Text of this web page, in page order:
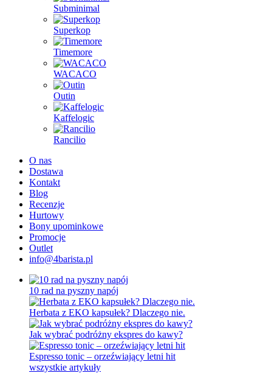
Subminimal
Superkop
Timemore
WACACO
Outin
Kaffelogic
Rancilio
O nas
Dostawa
Kontakt
Blog
Recenzje
Hurtowy
Bony upominkowe
Promocje
Outlet
info@4barista.pl
10 rad na pyszny napój
Herbata z EKO kapsułek? Dlaczego nie.
Jak wybrać podróżny ekspres do kawy?
Espresso tonic – orzeźwiający letni hit
wszystkie artykuły